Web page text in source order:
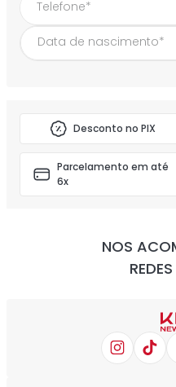
Desconto no PIX
Parcelamento em até
6x
NOS